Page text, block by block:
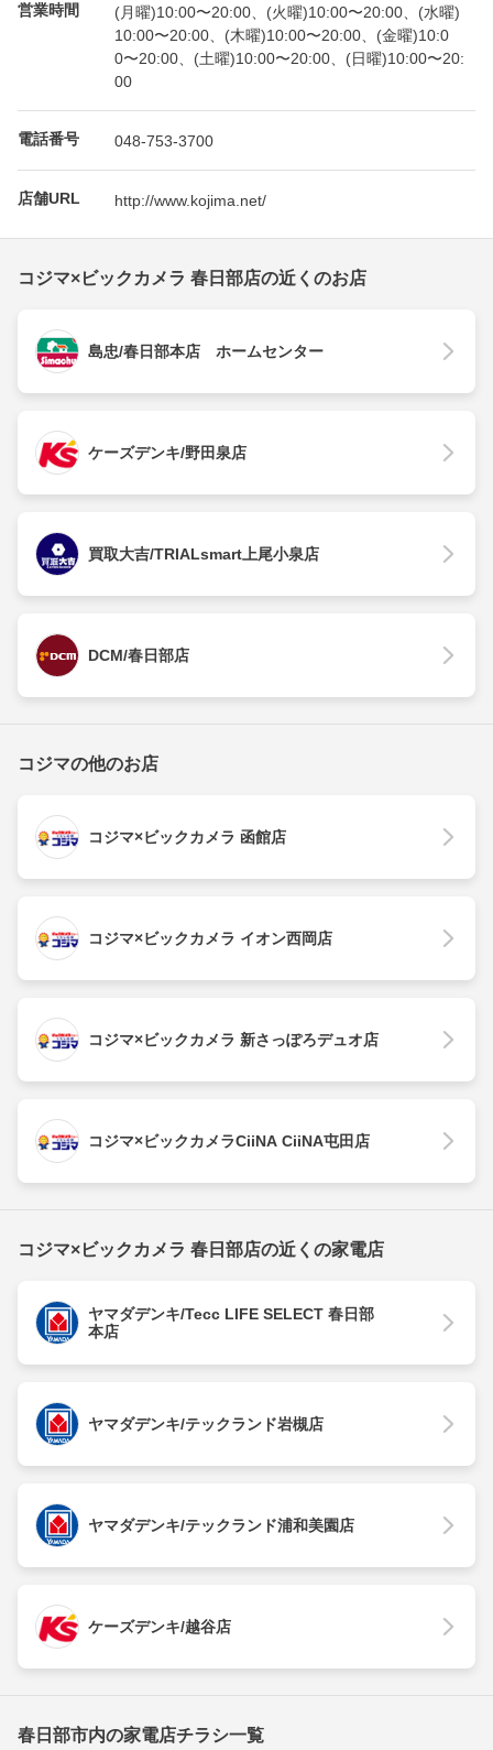
営業時間
(月曜)10:00〜20:00、(火曜)10:00〜20:00、(水曜)
10:00〜20:00、(木曜)10:00〜20:00、(金曜)10:0
0〜20:00、(土曜)10:00〜20:00、(日曜)10:00〜20:
00
電話番号 048-753-3700
店舗URL http://www.kojima.net/
コジマ×ビックカメラ 春日部店の近くのお店
島忠/春日部本店 ホームセンター
ケーズデンキ/野田泉店
買取大吉/TRIALsmart上尾小泉店
DCM/春日部店
コジマの他のお店
コジマ×ビックカメラ 函館店
コジマ×ビックカメラ イオン西岡店
コジマ×ビックカメラ 新さっぽろデュオ店
コジマ×ビックカメラCiiNA CiiNA屯田店
コジマ×ビックカメラ 春日部店の近くの家電店
ヤマダデンキ/Tecc LIFE SELECT 春日部
本店
ヤマダデンキ/テックランド岩槻店
ヤマダデンキ/テックランド浦和美園店
ケーズデンキ/越谷店
春日部市内の家電店チラシ一覧